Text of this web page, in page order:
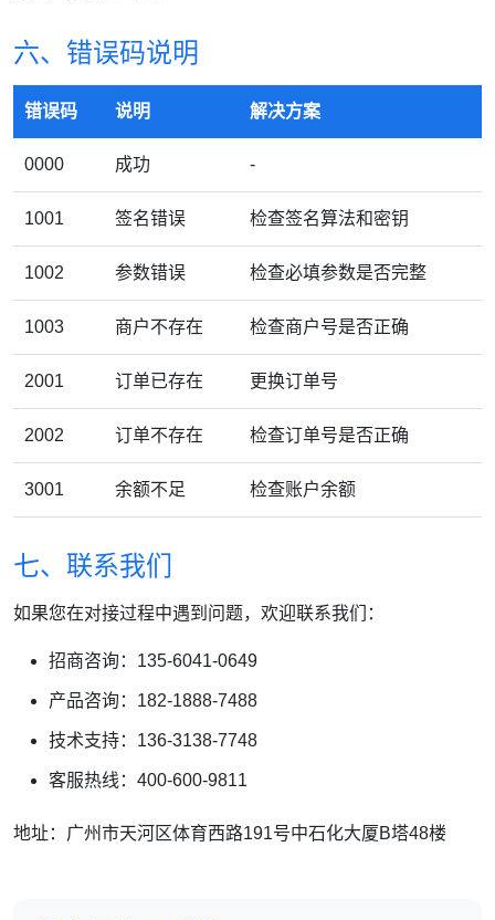
六、错误码说明
错误码 说明 解决方案
0000 成功 -
1001 签名错误 检查签名算法和密钥
1002 参数错误 检查必填参数是否完整
1003 商户不存在 检查商户号是否正确
2001 订单已存在 更换订单号
2002 订单不存在 检查订单号是否正确
3001 余额不足 检查账户余额
七、联系我们
如果您在对接过程中遇到问题，欢迎联系我们：
招商咨询：135-6041-0649
产品咨询：182-1888-7488
技术支持：136-3138-7748
客服热线：400-600-9811
地址：广州市天河区体育西路191号中石化大厦B塔48楼